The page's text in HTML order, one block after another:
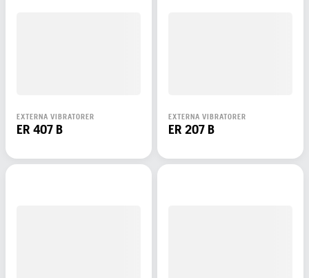
EXTERNA VIBRATORER
ER 407 B
EXTERNA VIBRATORER
ER 207 B